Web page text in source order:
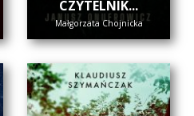
CZYTELNIK...
Małgorzata Chojnicka